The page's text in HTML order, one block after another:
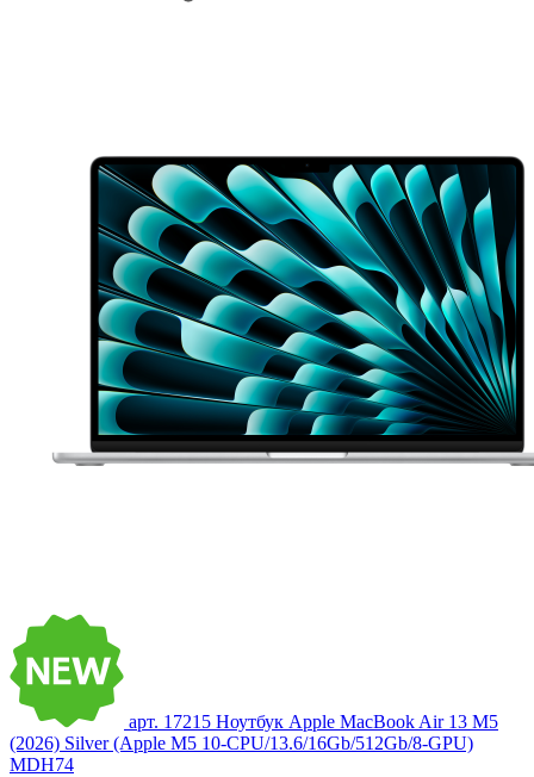
арт. 17215 Ноутбук Apple MacBook Air 13 M5
(2026) Silver (Apple M5 10-CPU/13.6/16Gb/512Gb/8-GPU)
MDH74